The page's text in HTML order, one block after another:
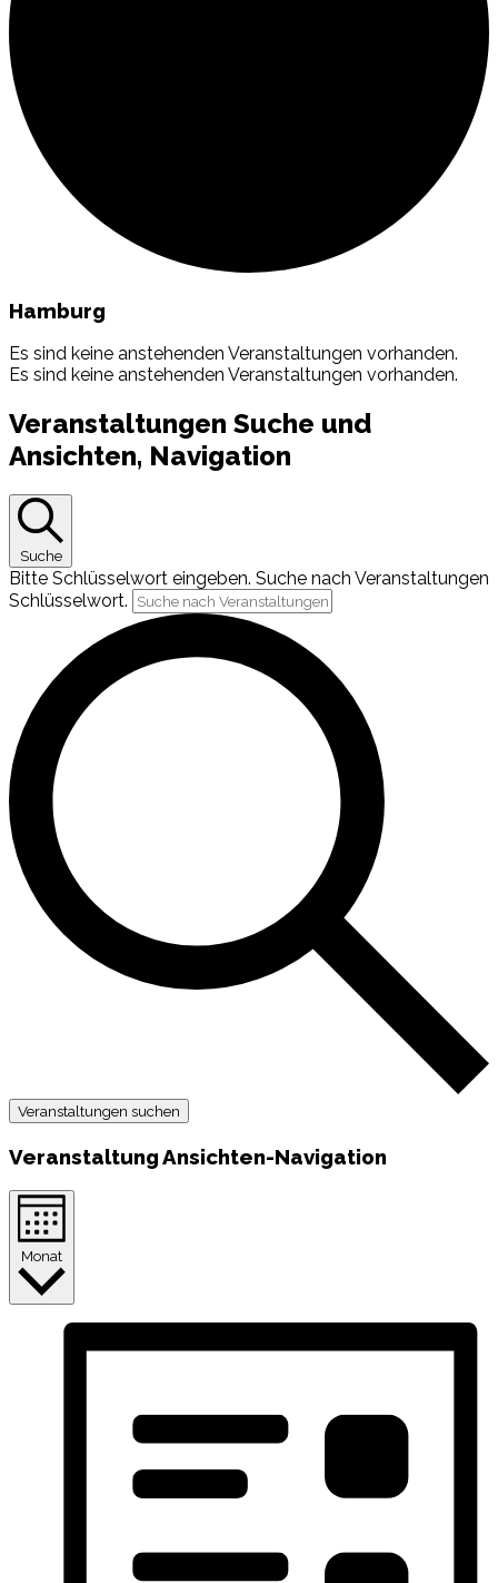
Hamburg
Es sind keine anstehenden Veranstaltungen vorhanden.
Es sind keine anstehenden Veranstaltungen vorhanden.
Veranstaltungen Suche und
Ansichten, Navigation
Suche
Bitte Schlüsselwort eingeben. Suche nach Veranstaltungen
Schlüsselwort.
Veranstaltungen suchen
Veranstaltung Ansichten-Navigation
Monat